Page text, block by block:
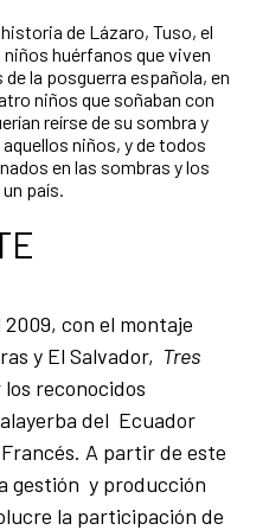
de Lázaro, Tuso, el
huérfanos que viven
la posguerra española, en
niños que soñaban con
reírse de su sombra y
niños, y de todos
en las sombras y los
país.
con el montaje
y El Salvador, Tres
reconocidos
del Ecuador
A partir de este
gestión y producción
la participación de